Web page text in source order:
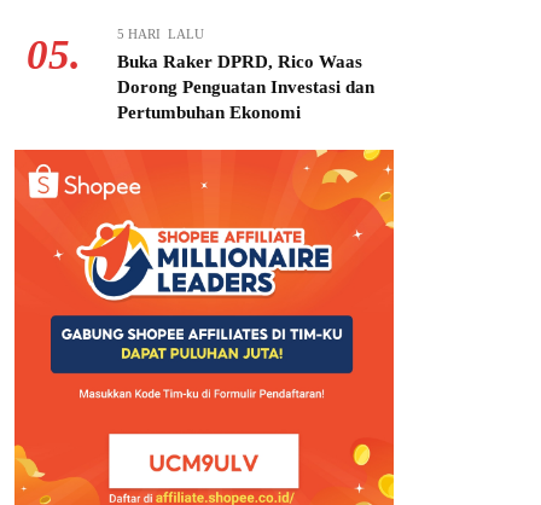
05. 5 HARI LALU
Buka Raker DPRD, Rico Waas
Dorong Penguatan Investasi dan
Pertumbuhan Ekonomi